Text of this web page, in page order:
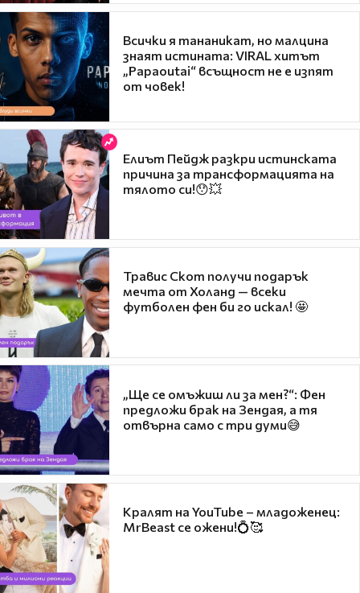
Всички я тананикат, но малцина
знаят истината: VIRAL хитът
„Papaoutai“ всъщност не е изпят
от човек!
Елиът Пейдж разкри истинската
причина за трансформацията на
тялото си!😯💥
Травис Скот получи подарък
мечта от Холанд — всеки
футболен фен би го искал! 🤩
„Ще се омъжиш ли за мен?“: Фен
предложи брак на Зендая, а тя
отвърна само с три думи😅
Кралят на YouTube – младоженец:
MrBeast се ожени!💍🥰